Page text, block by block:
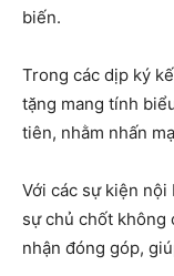
biến.
Trong các dịp ký
tặng mang tính
tiên, nhằm nhấn
Với các sự kiện nội
sự chủ chốt không
nhận đóng góp,